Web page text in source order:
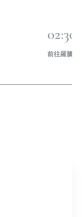
02:30
前往羅騰堡